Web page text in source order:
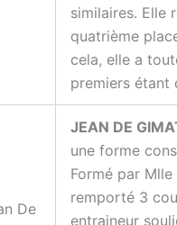
similaires. Elle
quatrième
cela, elle a
premiers étant
De
JEAN DE
une forme
Formé par Mlle
remporté 3
entraineur